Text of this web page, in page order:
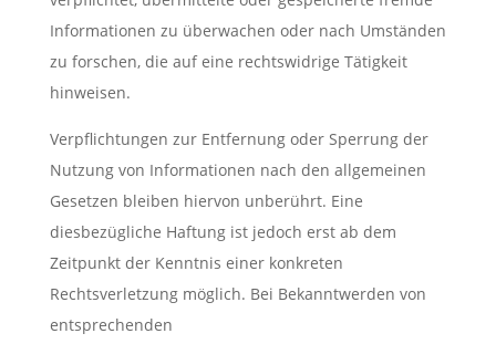
Informationen zu überwachen oder nach Umständen
zu forschen, die auf eine rechtswidrige Tätigkeit
hinweisen.
Verpflichtungen zur Entfernung oder Sperrung der
Nutzung von Informationen nach den allgemeinen
Gesetzen bleiben hiervon unberührt. Eine
diesbezügliche Haftung ist jedoch erst ab dem
Zeitpunkt der Kenntnis einer konkreten
Rechtsverletzung möglich. Bei Bekanntwerden von
entsprechenden